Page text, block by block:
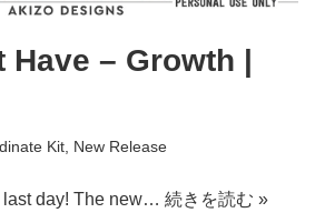
Have – Growth |
Kit New Release
last day! The new… 続きを読む »